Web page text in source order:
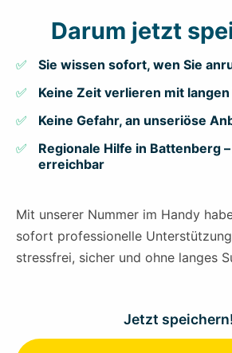
Darum jetzt
Sie wissen sofort, wen Sie
Keine Zeit verlieren mit
Keine Gefahr, an unseriöse
Regionale Hilfe in Battenberg
erreichbar
Mit unserer Nummer im Handy
sofort professionelle
stressfrei, sicher und ohne langes
Jetzt speichern!